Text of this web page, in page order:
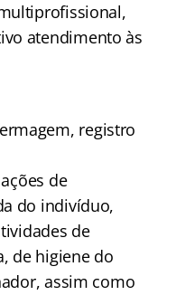
atendimento às
registro
de
do indivíduo,
de
de higiene do
assim como